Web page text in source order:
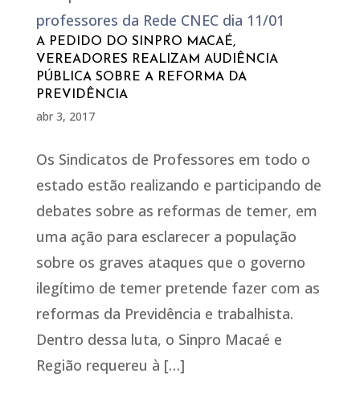
A PEDIDO DO SINPRO MACAÉ,
VEREADORES REALIZAM AUDIÊNCIA
PÚBLICA SOBRE A REFORMA DA
PREVIDÊNCIA
abr 3, 2017
Os Sindicatos de Professores em todo o
estado estão realizando e participando de
debates sobre as reformas de temer, em
uma ação para esclarecer a população
sobre os graves ataques que o governo
ilegítimo de temer pretende fazer com as
reformas da Previdência e trabalhista.
Dentro dessa luta, o Sinpro Macaé e
Região requereu à […]